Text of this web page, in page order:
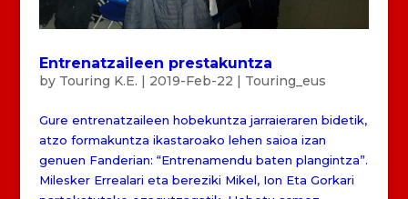
Entrenatzaileen prestakuntza
by Touring K.E. | 2019-Feb-22 | Touring_eus
Gure entrenatzaileen hobekuntza jarraieraren bidetik,
atzo formakuntza ikastaroako lehen saioa izan
genuen Fanderian: “Entrenamendu baten plangintza”.
Milesker Errealari eta bereziki Mikel, Ion Eta Gorkari